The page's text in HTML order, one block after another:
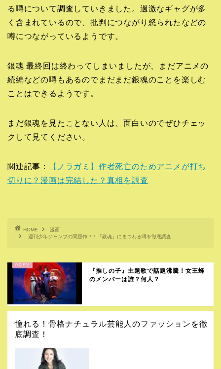
る噂について調査していきました。過激なギャグが多
く含まれているので、批判につながり怒られたなどの
噂につながっているようです。
銀魂 最終回は終わってしまいましたが、まだアニメの
続編などの噂もあるのでまだまだ銀魂のことを楽しむ
ことはできるようです。
まだ銀魂を見たことない人は、面白いのでぜひチェッ
クして見てください。
関連記事：
【ノラガミ】作者死亡のためアニメが打ち
切りに？漫画は完結した？真相を調査
HOME
漫画
週刊少年ジャンプの問題作？！『銀魂』にまつわる噂を徹底調査
『推しの子』主題歌で話題沸騰！女王蜂
のメンバーは誰？何人？
憧れる！骨格ナチュラル芸能人のファッションを徹
底調査！